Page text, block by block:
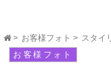
> お客様フォト > スタイ
お客様フォト